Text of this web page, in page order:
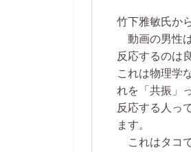
竹下雅敏氏か
動画の男性
反応するのは
これは物理学
れを「共振」
反応する人っ
ます。
これはタコ